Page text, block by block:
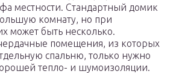
местности. Стандартный домик
комнату, но при
может быть несколько.
помещения, из которых
спальню, только нужно
тепло- и шумоизоляции.